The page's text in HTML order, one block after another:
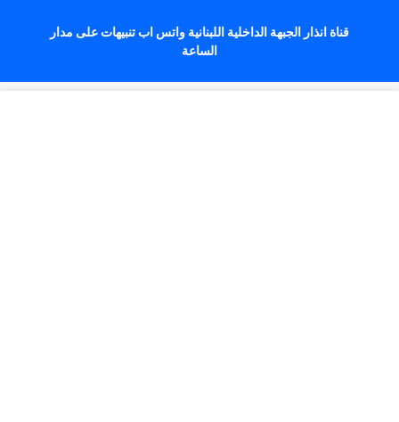
قناة انذار الجبهة الداخلية اللبنانية واتس اب تنبيهات على مدار
الساعة